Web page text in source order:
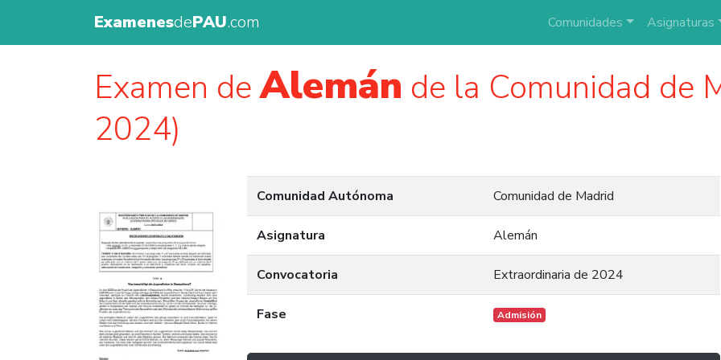
ExamenesdePAU.com Comunidades Asignaturas
Examen deAlemán de la Comunidad de
2024)
Comunidad Autónoma Comunidad de Madrid
Asignatura Alemán
Convocatoria Extraordinaria de 2024
Fase Admisión